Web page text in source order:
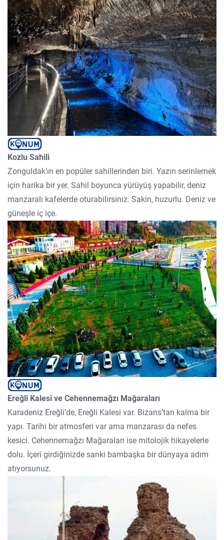
Kozlu Sahili
Zonguldak'ın en popüler sahillerinden biri. Yazın serinlemek
için harika bir yer. Sahil boyunca yürüyüş yapabilir, deniz
manzaralı kafelerde oturabilirsiniz. Sakin, huzurlu. Deniz ve
güneşle iç içe.
Ereğli Kalesi ve Cehennemağzı Mağaraları
Karadeniz Ereğli’de, Ereğli Kalesi var. Bizans’tan kalma bir
yapı. Tarihi bir atmosferi var ama manzarası da nefes
kesici. Cehennemağzı Mağaraları ise mitolojik hikayelerle
dolu. İçeri girdiğinizde sanki bambaşka bir dünyaya adım
atıyorsunuz.